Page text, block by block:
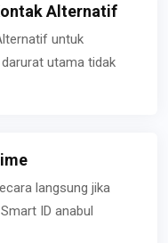
Alternatif
untuk
utama tidak
langsung jika
ID anabul